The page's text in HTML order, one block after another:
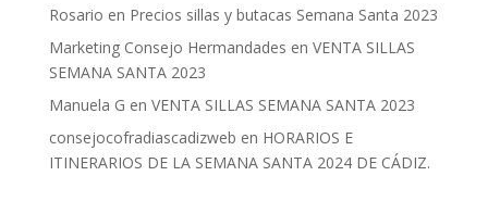
Rosario en Precios sillas y butacas Semana Santa 2023
Marketing Consejo Hermandades en VENTA SILLAS
SEMANA SANTA 2023
Manuela G en VENTA SILLAS SEMANA SANTA 2023
consejocofradiascadizweb en HORARIOS E
ITINERARIOS DE LA SEMANA SANTA 2024 DE CÁDIZ.